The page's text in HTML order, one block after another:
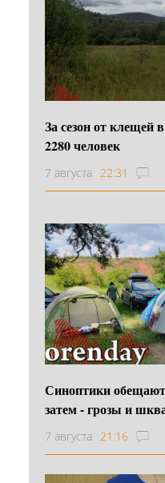
За сезон от клещей
2280 человек
7 августа 22:31
Синоптики
затем - грозы и
7 августа 21:16